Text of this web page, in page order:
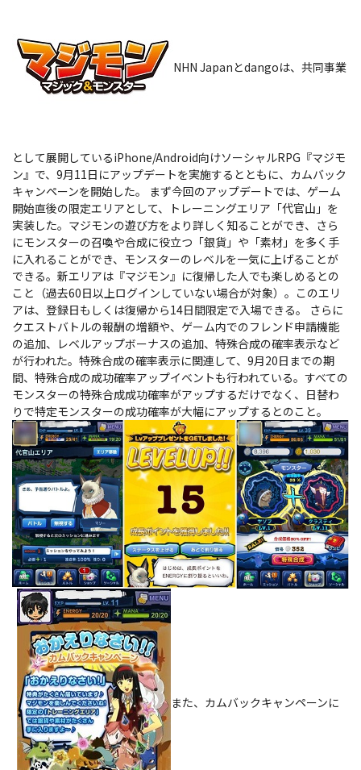
NHN Japanとdangoは、共同事業
として展開しているiPhone/Android向けソーシャルRPG『マジモ
ン』で、9月11日にアップデートを実施するとともに、カムバック
キャンペーンを開始した。
まず今回のアップデートでは、ゲーム
開始直後の限定エリアとして、トレーニングエリア「代官山」を
実装した。マジモンの遊び方をより詳しく知ることができ、さら
にモンスターの召喚や合成に役立つ「銀貨」や「素材」を多く手
に入れることができ、モンスターのレベルを一気に上げることが
できる。新エリアは『マジモン』に復帰した人でも楽しめるとの
こと（過去60日以上ログインしていない場合が対象）。このエリ
アは、登録日もしくは復帰から14日間限定で入場できる。 さらに
クエストバトルの報酬の増額や、ゲーム内でのフレンド申請機能
の追加、レベルアップボーナスの追加、特殊合成の確率表示など
が行われた。特殊合成の確率表示に関連して、9月20日までの期
間、特殊合成の成功確率アップイベントも行われている。すべての
モンスターの特殊合成成功確率がアップするだけでなく、日替わ
りで特定モンスターの成功確率が大幅にアップするとのこと。
また、カムバックキャンペーンに